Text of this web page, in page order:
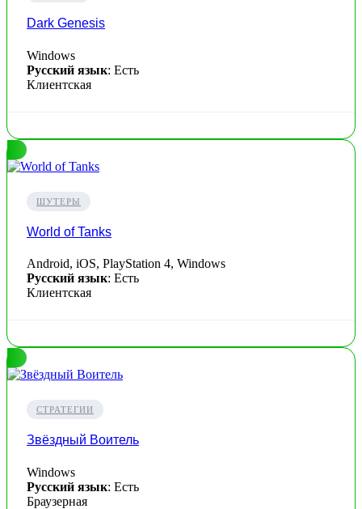
Dark Genesis
Windows
Русский язык: Есть
Клиентская
ШУТЕРЫ
World of Tanks
Android, iOS, PlayStation 4, Windows
Русский язык: Есть
Клиентская
СТРАТЕГИИ
Звёздный Воитель
Windows
Русский язык: Есть
Браузерная